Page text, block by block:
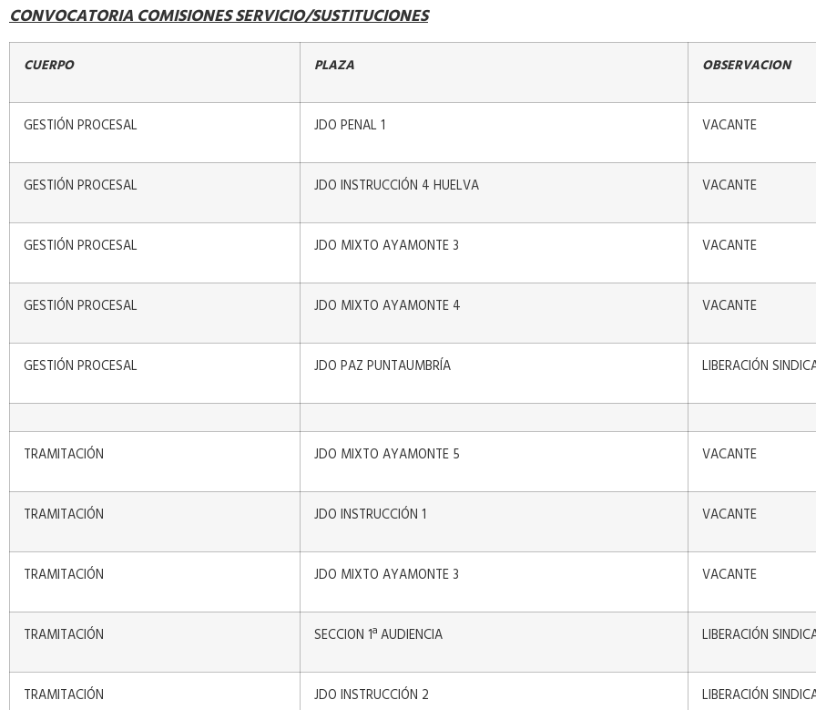
CONVOCATORIA COMISIONES SERVICIO/SUSTITUCIONES
CUERPO PLAZA OBSERVACION
GESTIÓN PROCESAL JDO PENAL 1 VACANTE
GESTIÓN PROCESAL JDO INSTRUCCIÓN 4 HUELVA VACANTE
GESTIÓN PROCESAL JDO MIXTO AYAMONTE 3 VACANTE
GESTIÓN PROCESAL JDO MIXTO AYAMONTE 4 VACANTE
GESTIÓN PROCESAL JDO PAZ PUNTAUMBRÍA LIBERACIÓN
TRAMITACIÓN JDO MIXTO AYAMONTE 5 VACANTE
TRAMITACIÓN JDO INSTRUCCIÓN 1 VACANTE
TRAMITACIÓN JDO MIXTO AYAMONTE 3 VACANTE
TRAMITACIÓN SECCION 1ª AUDIENCIA LIBERACIÓN
TRAMITACIÓN JDO INSTRUCCIÓN 2 LIBERACIÓN